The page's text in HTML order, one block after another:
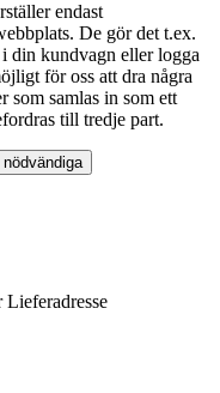
endast
De gör det t.ex.
din kundvagn eller logga
för oss att dra några
som samlas in som ett
till tredje part.
nödvändiga
Lieferadresse